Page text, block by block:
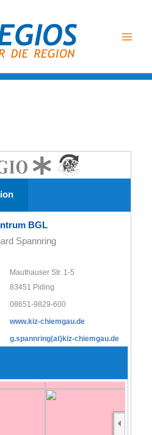
BGL
Spannring
Mauthauser Str. 1-5
83451 Piding
08651-9829-600
www.kiz-chiemgau.de
g.spannring(at)kiz-chiemgau.de